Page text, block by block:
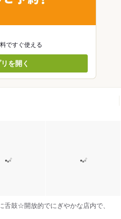
ですぐ使える
を開く
舌鼓☆開放的でにぎやかな店内で、